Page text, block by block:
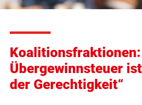
Koalitionsfraktionen:
Übergewinnsteuer
der Gerechtigkeit“